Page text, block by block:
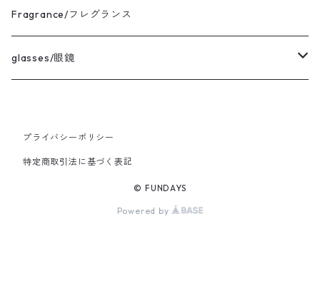
avontade/アボンタージ
BAICYCLON/バイシクロン
UNIVERSAL WORKS/ユニバーサルワークス
MIRKO BUFFINI/ミルコブッフィーニ
pierce
ring
Mサイズ コーディネート
Lサイズ コーディネート
Ladies FREEサイズ コーディネート
Fragrance/フレグランス
glasses/眼鏡
vintage/ヴィンテージ
プライバシーポリシー
特定商取引法に基づく表記
© FUNDAYS
Powered by